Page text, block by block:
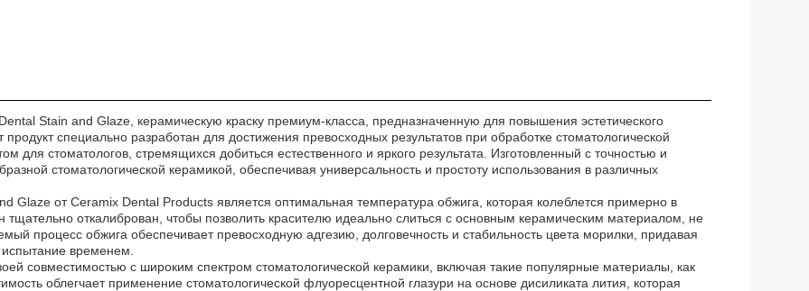
Stain and Glaze, керамическую краску премиум-класса, предназначенную для повышения эстетического
продукт специально разработан для достижения превосходных результатов при обработке стоматологической
для стоматологов, стремящихся добиться естественного и яркого результата. Изготовленный с точностью и
стоматологической керамикой, обеспечивая универсальность и простоту использования в различных
от Ceramix Dental Products является оптимальная температура обжига, которая колеблется примерно в
откалиброван, чтобы позволить красителю идеально слиться с основным керамическим материалом, не
процесс обжига обеспечивает превосходную адгезию, долговечность и стабильность цвета морилки, придавая
временем.
совместимостью с широким спектром стоматологической керамики, включая такие популярные материалы, как
облегчает применение стоматологической флуоресцентной глазури на основе дисиликата лития, которая